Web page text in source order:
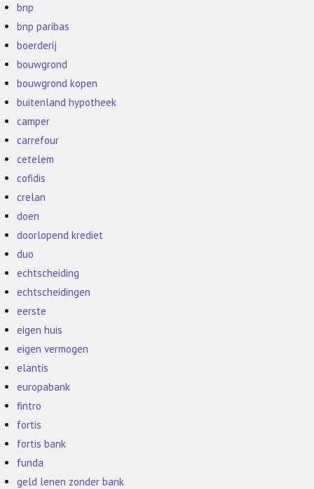
bnp
bnp paribas
boerderij
bouwgrond
bouwgrond kopen
buitenland hypotheek
camper
carrefour
cetelem
cofidis
crelan
doen
doorlopend krediet
duo
echtscheiding
echtscheidingen
eerste
eigen huis
eigen vermogen
elantis
europabank
fintro
fortis
fortis bank
funda
geld lenen zonder bank